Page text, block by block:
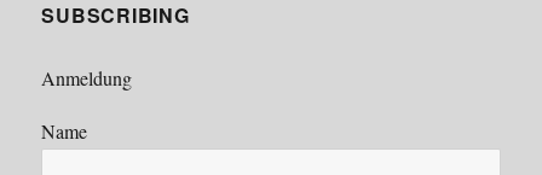
SUBSCRIBING
Anmeldung
Name